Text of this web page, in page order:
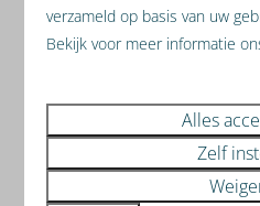
verzameld op basis van uw
Bekijk voor meer informatie
Alles
Zelf